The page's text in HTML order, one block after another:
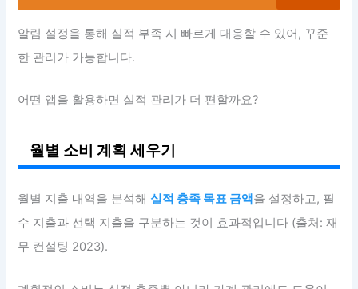
알림 설정을 통해 실적 부족 시 빠르게 대응할 수 있어, 꾸준
한 관리가 가능합니다.
어떤 앱을 활용하면 실적 관리가 더 편할까요?
월별 소비 계획 세우기
월별 지출 내역을 분석해 실적 충족 목표 금액을 설정하고, 필
수 지출과 선택 지출을 구분하는 것이 효과적입니다 (출처: 재
무 컨설팅 2023).